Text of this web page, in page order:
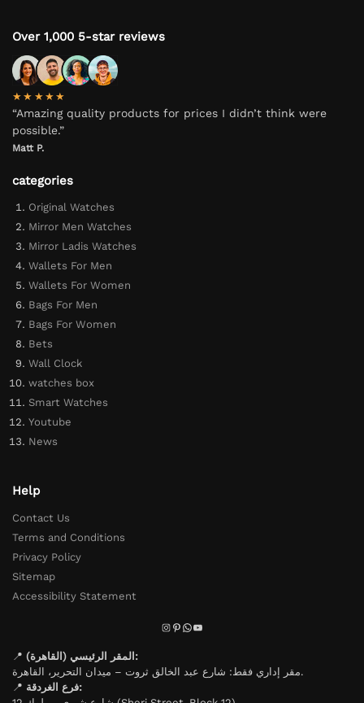
Over 1,000 5-star reviews
★★★★★
“Amazing quality products for prices I didn’t think were
possible.”
Matt P.
categories
Original Watches
Mirror Men Watches
Mirror Ladis Watches
Wallets For Men
Wallets For Women
Bags For Men
Bags For Women
Bets
Wall Clock
watches box
Smart Watches
Youtube
News
Help
Contact Us
Terms and Conditions
Privacy Policy
Sitemap
Accessibility Statement
📍
المقر الرئيسي (القاهرة):
مقر إداري فقط: شارع عبد الخالق ثروت – ميدان التحرير، القاهرة.
📍
فرع الغردقة: